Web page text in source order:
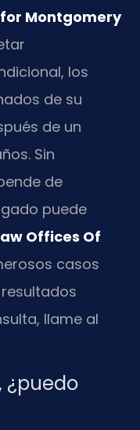
Montgomery
los
de su
de un
Sin
de
puede
Offices Of
casos
resultados
llame al
¿puedo